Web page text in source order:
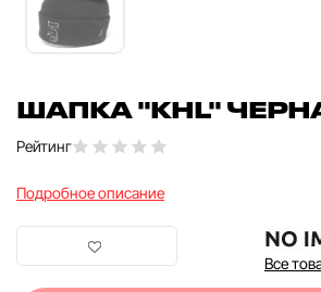
ШАПКА "KHL"
Рейтинг
Подробное описание
Все